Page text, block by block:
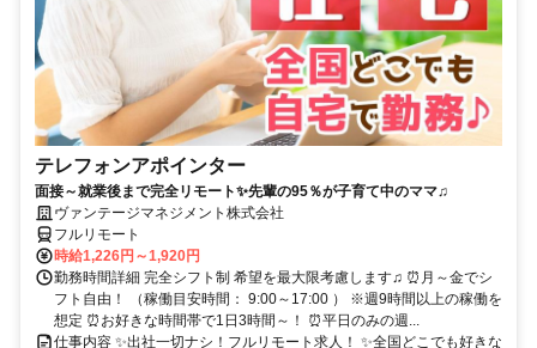
テレフォンアポインター
面接～就業後まで完全リモート✨先輩の95％が子育て中のママ♫
ヴァンテージマネジメント株式会社
フルリモート
時給1,226円～1,920円
勤務時間詳細 完全シフト制 希望を最大限考慮します♫ ⏰月～金でシ
フト自由！ （稼働目安時間： 9:00～17:00 ） ※週9時間以上の稼働を
想定 ⏰お好きな時間帯で1日3時間～！ ⏰平日のみの週...
仕事内容 ✨出社一切ナシ！フルリモート求人！ ✨全国どこでも好きな